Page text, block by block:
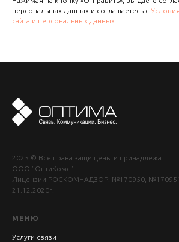
персональных данных и соглашаетесь с
сайта и персональных данных.
2025 © Все права защищены и принадлежат
ООО "ОптиКомс".
Лицензии РОСКОМНАДЗОР: №170950,
21.12.2020г.
МЕНЮ
Услуги связи